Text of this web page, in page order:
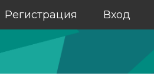
Регистрация Вход